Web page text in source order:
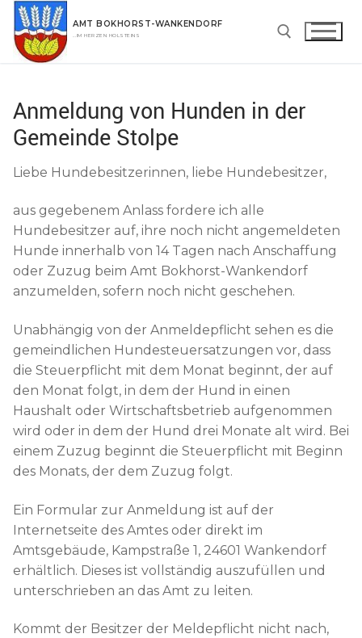
Zum
Inhalt
springen
AMT BOKHORST-WANKENDORF
…IM HERZEN HOLSTEINS
Anmeldung von Hunden in der
Gemeinde Stolpe
Liebe Hundebesitzerinnen, liebe Hundebesitzer,
aus gegebenem Anlass fordere ich alle
Hundebesitzer auf, ihre noch nicht angemeldeten
Hunde innerhalb von 14 Tagen nach Anschaffung
oder Zuzug beim Amt Bokhorst-Wankendorf
anzumelden, sofern noch nicht geschehen.
Unabhängig von der Anmeldepflicht sehen es die
gemeindlichen Hundesteuersatzungen vor, dass
die Steuerpflicht mit dem Monat beginnt, der auf
den Monat folgt, in dem der Hund in einen
Haushalt oder Wirtschaftsbetrieb aufgenommen
wird oder in dem der Hund drei Monate alt wird. Bei
einem Zuzug beginnt die Steuerpflicht mit Beginn
des Monats, der dem Zuzug folgt.
Ein Formular zur Anmeldung ist auf der
Internetseite des Amtes oder direkt im
Amtsgebäude, Kampstraße 1, 24601 Wankendorf
erhältlich. Dieses ist vollständig auszufüllen und
unterschrieben an das Amt zu leiten.
Kommt der Besitzer der Meldepflicht nicht nach,